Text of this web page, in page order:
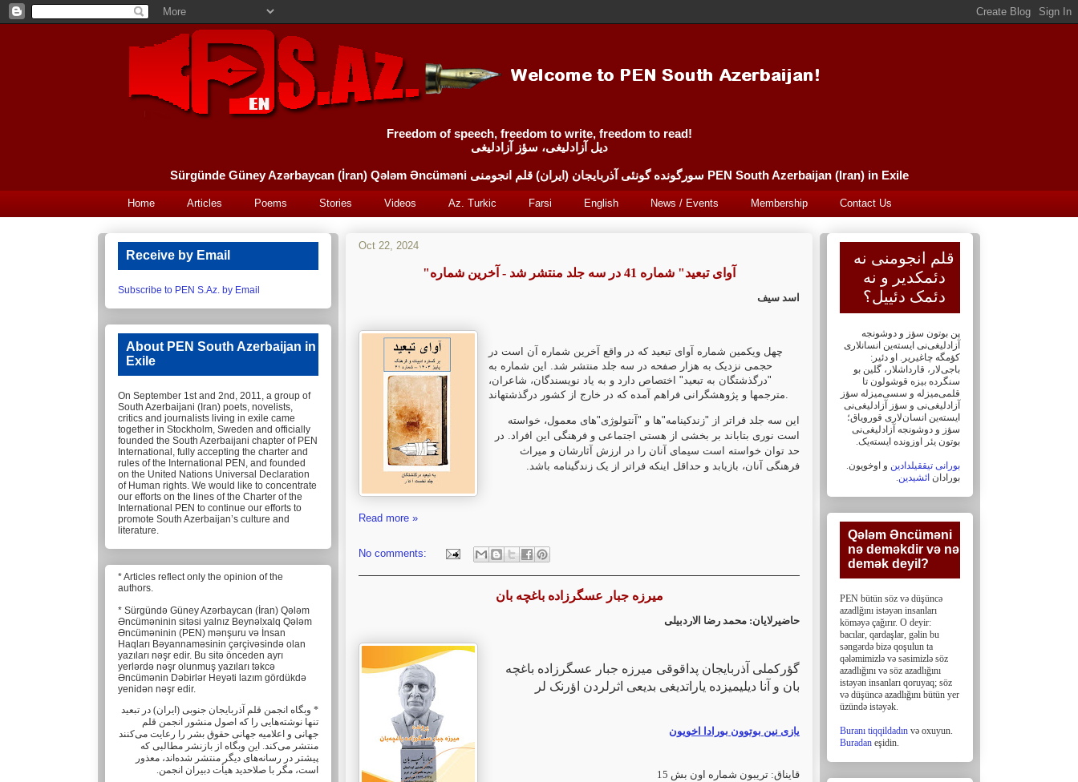
Freedom of speech, freedom to write, freedom to read!
دیل آزادلیغی، سؤز آزادلیغی
Sürgünde Güney Azərbaycan (İran) Qələm Əncüməni سورگونده گونئی آذربایجان (ایران) قلم انجومنی PEN South Azerbaijan (Iran) in Exile
Home Articles Poems Stories Videos Az. Turkic Farsi English News / Events Membership Contact Us
Oct 22, 2024
"آوای تبعید" شماره 41 در سه جلد منتشر شد - آخرین شماره
اسد سیف
چهل ویکمین شماره آوای تبعید که در واقع آخرین شماره آن است در
حجمی نزدیک به هزار صفحه در سه جلد منتشر شد. این شماره به
"درگذشتگان به تبعید" اختصاص دارد و به یاد نویسندگان، شاعران،
مترجمها و پژوهشگرانی فراهم آمده که در خارج از کشور درگذشتهاند.
این سه جلد فراتر از "زندکینامه"ها و "آنتولوژی"های معمول، خواسته
است نوری بتاباند بر بخشی از هستی اجتماعی و فرهنگی این افراد. در
حد توان خواسته است سیمای آنان را در ارزش آثارشان و میراث
فرهنگی آنان، بازیابد و حداقل اینکه فراتر از یک زندگینامه باشد.
Read more »
No comments:
میرزه جبار عسگرزاده باغچه بان
حاضیرلایان: محمد رضا الاردبیلی
گؤرکملى آذربایجان پداقوقى میرزه جبار عسگرزاده باغچه
بان و آنا دیلیمیزده یاراتدیغى بدیعى اثرلردن اؤرنک لر
یازی نین بوتوون بورادا اخویون
قایناق: تریبون شماره اون بش 15
Receive by Email
Subscribe to PEN S.Az. by Email
About PEN South Azerbaijan in
Exile
On September 1st and 2nd, 2011, a group of
South Azerbaijani (Iran) poets, novelists,
critics and journalists living in exile came
together in Stockholm, Sweden and officially
founded the South Azerbaijani chapter of PEN
International, fully accepting the charter and
rules of the International PEN, and founded
on the United Nations Universal Declaration
of Human rights. We would like to concentrate
our efforts on the lines of the Charter of the
International PEN to continue our efforts to
promote South Azerbaijan’s culture and
literature.
* Articles reflect only the opinion of the
authors.
* Sürgündə Güney Azərbaycan (İran) Qələm
Əncüməninin sitəsi yalnız Beynəlxalq Qələm
Əncüməninin (PEN) mənşuru və İnsan
Haqları Bəyannaməsinin çərçivəsində olan
yazıları nəşr edir. Bu sitə önceden ayrı
yerlərdə nəşr olunmuş yazıları təkcə
Əncümənin Dəbirlər Heyəti lazım gördükdə
yenidən nəşr edir.
* وبگاه انجمن قلم آذربایجان جنوبی (ایران) در تبعید
تنها نوشته‌هایی را که اصول منشور انجمن قلم
جهانی و ‏اعلامیه جهانی حقوق بشر را رعایت می‌کنند
منتشر می‌کند. این وبگاه از بازنشر مطالبی که
پیشتر در ‏رسانه‌های دیگر منتشر شده‌اند، معذور
است، مگر با صلاحدید هیأت دبیران انجمن.
قلم انجومنی نه
دئمکدیر و نه
دئمک دئییل؟
پن بوتون سؤز و دوشونجه
آزادلیغی‌نی ایسته‌ین انسانلاری
کؤمگه چاغیریر. او دئیر:
باجی‌لار، ‏قارداشلار، گلین بو
سنگرده بیزه قوشولون تا
قلمی‌میزله و سسی‌میزله سؤز
آزادلیغی‌نی و سؤز ‏آزادلیغی‌نی
ایسته‌ین انسان‌لاری قورویاق؛
سؤز و دوشونجه آزادلیغی‌نی
بوتون یئر اوزونده ایسته‌یک. ‏
بورانی تیققیلدادین و اوخویون.
بورادان ائشیدین.
Qələm Əncüməni
nə deməkdir və nə
demək deyil?‎
PEN bütün söz və düşüncə
azadlğını istəyən insanları
köməyə çağırır. O deyir:
bacılar, ‎qardaşlar, gəlin bu
səngərdə bizə qoşulun ta
qələmimizlə və səsimizlə söz
azadlığını və söz ‎azadlığını
istəyən insanları qoruyaq; söz
və düşüncə azadlığını bütün yer
üzündə istəyək.
Buranı tiqqildadın və oxuyun.
Buradan eşidin.